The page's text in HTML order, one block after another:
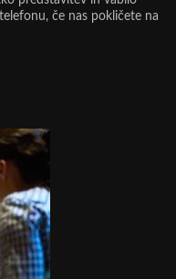
če nas pokličete na